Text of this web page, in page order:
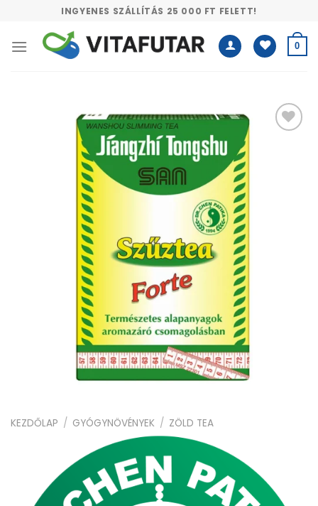
content
INGYENES SZÁLLÍTÁS 25 000 FT FELETT!
0
Kívánságlistához
adás
KEZDŐLAP / GYÓGYNÖVÉNYEK / ZÖLD TEA